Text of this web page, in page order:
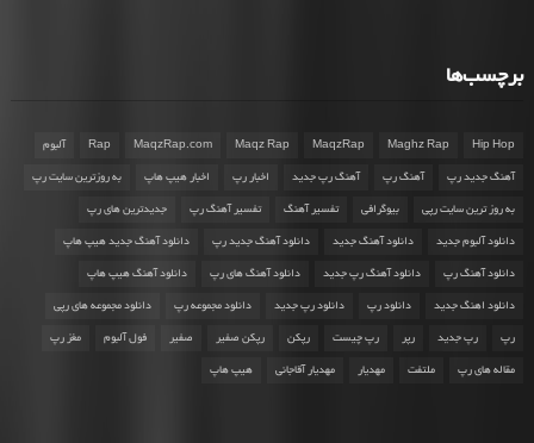
برچسب‌ها
Hip Hop
Maghz Rap
MaqzRap
Maqz Rap
MaqzRap.com
Rap آلبوم
آهنگ جدید رپ آهنگ رپ آهنگ رپ جدید اخبار رپ اخبار هیپ هاپ به روزترین سایت رپ
به روز ترین سایت رپی بیوگرافی تفسیر آهنگ تفسیر آهنگ رپ جدیدترین های رپ
دانلود آلبوم جدید دانلود آهنگ جدید دانلود آهنگ جدید رپ دانلود آهنگ جدید هیپ هاپ
دانلود آهنگ رپ دانلود آهنگ رپ جدید دانلود آهنگ های رپ دانلود آهنگ هیپ هاپ
دانلود اهنگ جدید دانلود رپ دانلود رپ جدید دانلود مجموعه رپ دانلود مجموعه های رپی
رپ رپ جدید رپر رپ چیست رپکن رپکن صفیر صفیر فول آلبوم مغز رپ
مقاله های رپ ملتفت مهدیار مهدیار آقاجانی هیپ هاپ